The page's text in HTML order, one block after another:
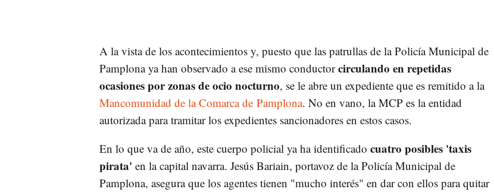
A la vista de los acontecimientos y, puesto que las patrullas de la Policía Municipal de
Pamplona ya han observado a ese mismo conductorcirculando en repetidas
ocasiones por zonas de ocio nocturno, se le abre un expediente que es remitido a la
Mancomunidad de la Comarca de Pamplona. No en vano, la MCP es la entidad
autorizada para tramitar los expedientes sancionadores en estos casos.
En lo que va de año, este cuerpo policial ya ha identificado cuatro posibles 'taxis
pirata' en la capital navarra. Jesús Bariain, portavoz de la Policía Municipal de
Pamplona, asegura que los agentes tienen "mucho interés" en dar con ellos para quitar